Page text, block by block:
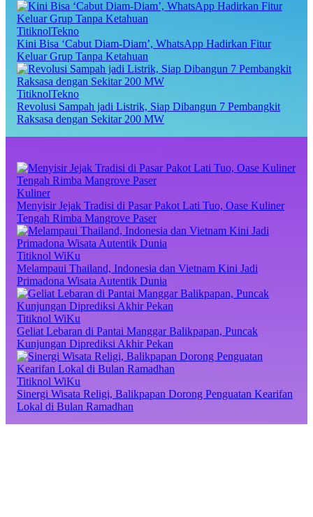
TitiknolTekno
Kini Bisa ‘Cabut Diam-Diam’, WhatsApp Hadirkan Fitur
Keluar Grup Tanpa Ketahuan
TitiknolTekno
Revolusi Sampah jadi Listrik, Siap Dibangun 7 Pembangkit
Raksasa dengan Sekitar 200 MW
Kuliner
Menyisir Jejak Tradisi di Pasar Pakot Lati Tuo, Oase Kuliner
Tengah Rimba Mangrove Paser
Titiknol WiKu
Melampaui Thailand, Indonesia dan Vietnam Kini Jadi
Primadona Wisata Autentik Dunia
Titiknol WiKu
Geliat Lebaran di Pantai Manggar Balikpapan, Puncak
Kunjungan Diprediksi Akhir Pekan
Titiknol WiKu
Sinergi Wisata Religi, Balikpapan Dorong Penguatan Kearifan
Lokal di Bulan Ramadhan